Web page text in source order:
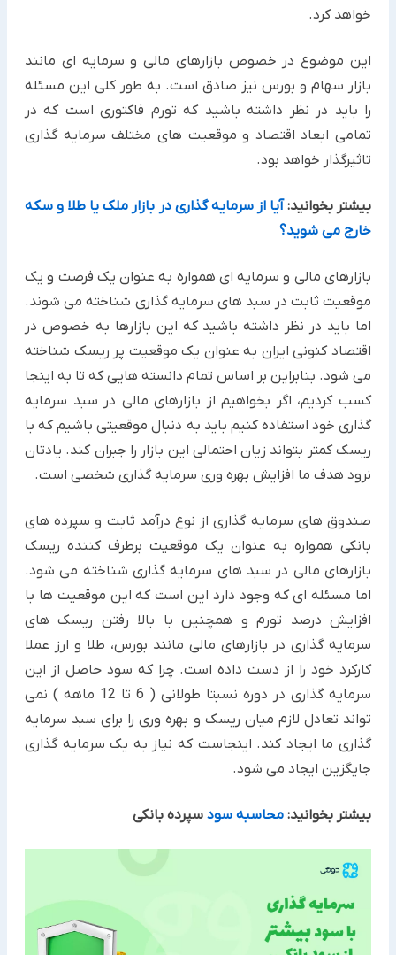
خواهد کرد.
این موضوع در خصوص بازارهای مالی و سرمایه ای مانند
بازار سهام و بورس نیز صادق است. به طور کلی این مسئله
را باید در نظر داشته باشید که تورم فاکتوری است که در
تمامی ابعاد اقتصاد و موقعیت های مختلف سرمایه گذاری
تاثیرگذار خواهد بود.
بیشتر بخوانید:آیا از سرمایه گذاری در بازار ملک یا طلا و سکه
خارج می شوید؟
بازارهای مالی و سرمایه ای همواره به عنوان یک فرصت و یک
موقعیت ثابت در سبد های سرمایه گذاری شناخته می شوند.
اما باید در نظر داشته باشید که این بازارها به خصوص در
اقتصاد کنونی ایران به عنوان یک موقعیت پر ریسک شناخته
می شود. بنابراین بر اساس تمام دانسته هایی که تا به اینجا
کسب کردیم، اگر بخواهیم از بازارهای مالی در سبد سرمایه
گذاری خود استفاده کنیم باید به دنبال موقعیتی باشیم که با
ریسک کمتر بتواند زیان احتمالی این بازار را جبران کند. یادتان
نرود هدف ما افزایش بهره وری سرمایه گذاری شخصی است.
صندوق های سرمایه گذاری از نوع درآمد ثابت و سپرده های
بانکی همواره به عنوان یک موقعیت برطرف کننده ریسک
بازارهای مالی در سبد های سرمایه گذاری شناخته می شود.
اما مسئله ای که وجود دارد این است که این موقعیت ها با
افزایش درصد تورم و همچنین با بالا رفتن ریسک های
سرمایه گذاری در بازارهای مالی مانند بورس، طلا و ارز عملا
کارکرد خود را از دست داده است. چرا که سود حاصل از این
سرمایه گذاری در دوره نسبتا طولانی ( 6 تا 12 ماهه ) نمی
تواند تعادل لازم میان ریسک و بهره وری را برای سبد سرمایه
گذاری ما ایجاد کند. اینجاست که نیاز به یک سرمایه گذاری
جایگزین ایجاد می شود.
بیشتر بخوانید: محاسبه سود سپرده بانکی